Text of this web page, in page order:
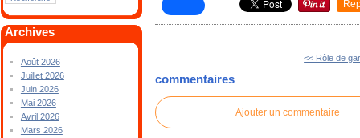
Archives
Août 2026
Juillet 2026
Juin 2026
Mai 2026
Avril 2026
Mars 2026
<< Rôle de
commentaires
Ajouter un commentaire